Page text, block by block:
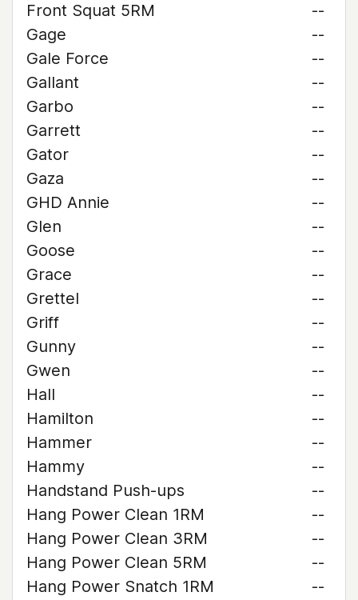
Front Squat 5RM
--
Gage
--
Gale Force
--
Gallant
--
Garbo
--
Garrett
--
Gator
--
Gaza
--
GHD Annie
--
Glen
--
Goose
--
Grace
--
Grettel
--
Griff
--
Gunny
--
Gwen
--
Hall
--
Hamilton
--
Hammer
--
Hammy
--
Handstand Push-ups
--
Hang Power Clean 1RM
--
Hang Power Clean 3RM
--
Hang Power Clean 5RM
--
Hang Power Snatch 1RM
--